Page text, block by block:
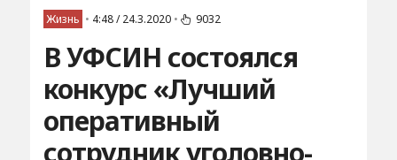
Жизнь • 4:48 / 24.3.2020 • 9032
В УФСИН состоялся
конкурс «Лучший
оперативный
сотрудник уголовно-